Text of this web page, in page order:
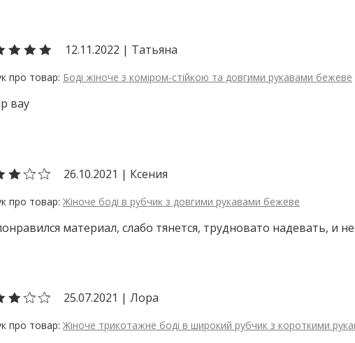
12.11.2022 | Татьяна
Боді жіноче з коміром-стійкою та довгими рукавами бежеве
вау
26.10.2021 | Ксения
Жіноче боді в рубчик з довгими рукавами бежеве
материал, слабо тянется, трудновато надевать, и
25.07.2021 | Лора
Жіноче трикотажне боді в широкий рубчик з короткими